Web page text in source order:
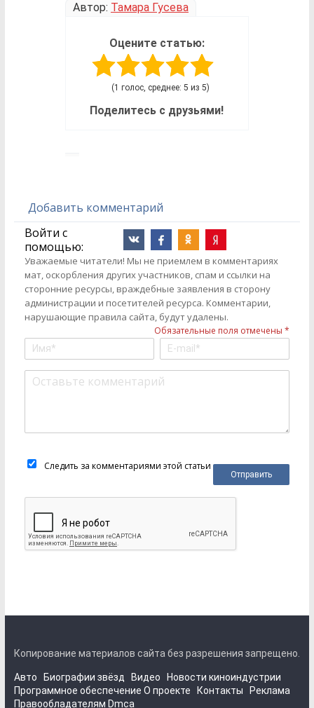
Автор: Тамара Гусева
Оцените статью:
(1 голос, среднее: 5 из 5)
Поделитесь с друзьями!
Добавить комментарий
Войти с
помощью:
Уважаемые читатели! Мы не приемлем в комментариях
мат, оскорбления других участников, спам и ссылки на
сторонние ресурсы, враждебные заявления в сторону
администрации и посетителей ресурса. Комментарии,
нарушающие правила сайта, будут удалены.
Обязательные поля отмечены *
Следить за комментариями этой статьи
Копирование материалов сайта без разрешения запрещено.
Авто Биографии звёзд Видео
Новости киноиндустрии
Программное обеспечение О проекте Контакты
Реклама
Правообладателям Dmca